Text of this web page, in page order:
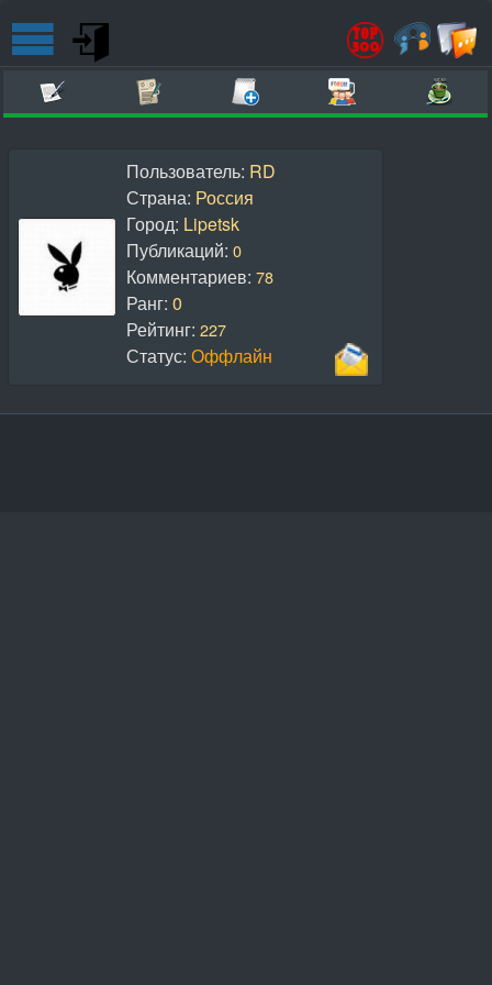
Пользователь: RD
Страна: Россия
Город: Lipetsk
Публикаций: 0
Комментариев: 78
Ранг: 0
Рейтинг: 227
Статус: Оффлайн